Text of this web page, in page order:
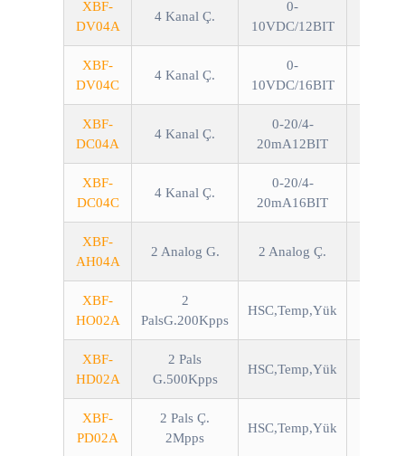
XBF-
DV04A
4 Kanal Ç.
0-
10VDC/12BIT
XBF-
DV04C
4 Kanal Ç.
0-
10VDC/16BIT
XBF-
DC04A
4 Kanal Ç.
0-20/4-
20mA12BIT
XBF-
DC04C
4 Kanal Ç.
0-20/4-
20mA16BIT
XBF-
AH04A
2 Analog G. 2 Analog Ç.
XBF-
HO02A
2
PalsG.200Kpps
HSC,Temp,Yük
XBF-
HD02A
2 Pals
G.500Kpps
HSC,Temp,Yük
XBF-
PD02A
2 Pals Ç.
2Mpps
HSC,Temp,Yük